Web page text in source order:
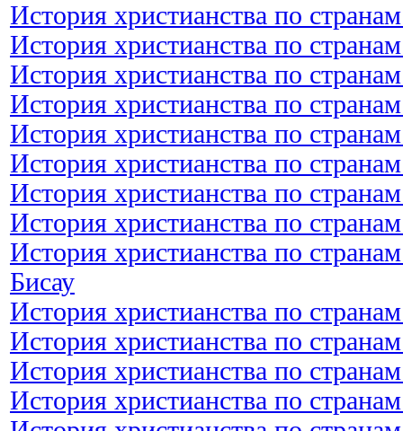
История христианства по
История христианства по
История христианства по
История христианства по
История христианства по
История христианства по
История христианства по
История христианства по
История христианства по
Бисау
История христианства по
История христианства по
История христианства по
История христианства по